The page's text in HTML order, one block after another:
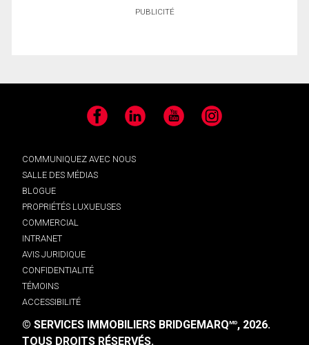
PUBLICITÉ
Facebook LinkedIn YouTube Instagram
COMMUNIQUEZ AVEC NOUS
SALLE DES MÉDIAS
BLOGUE
PROPRIÉTÉS LUXUEUSES
COMMERCIAL
INTRANET
AVIS JURIDIQUE
CONFIDENTIALITÉ
TÉMOINS
ACCESSIBILITÉ
© SERVICES IMMOBILIERS BRIDGEMARQMD, 2026.
TOUS DROITS RÉSERVÉS.